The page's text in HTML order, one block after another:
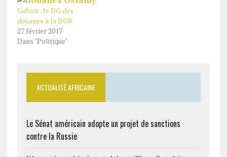
Gabon : le DG des
douanes à la DGR
27 février 2017
Dans "Politique"
ACTUALITÉ AFRICAINE
Le Sénat américain adopte un projet de sanctions
contre la Russie